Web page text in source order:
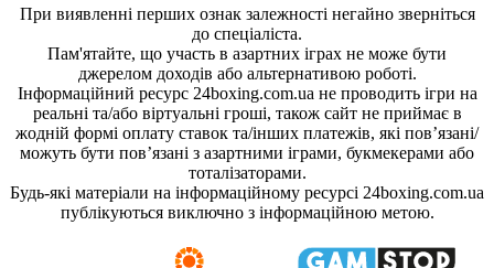
При виявленні перших ознак залежності негайно зверніться
до спеціаліста.
Пам'ятайте, що участь в азартних іграх не може бути
джерелом доходів або альтернативою роботі.
Інформаційний ресурс 24boxing.com.ua не проводить ігри на
реальні та/або віртуальні гроші, також сайт не приймає в
жодній формі оплату ставок та/інших платежів, які пов’язані/
можуть бути пов’язані з азартними іграми, букмекерами або
тоталізаторами.
Будь-які матеріали на інформаційному ресурсі 24boxing.com.ua
публікуються виключно з інформаційною метою.